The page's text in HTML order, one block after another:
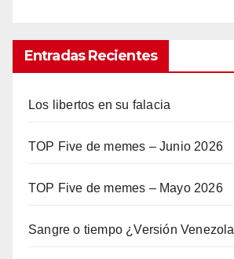
Entradas Recientes
Los libertos en su falacia
TOP Five de memes – Junio 2026
TOP Five de memes – Mayo 2026
Sangre o tiempo ¿Versión